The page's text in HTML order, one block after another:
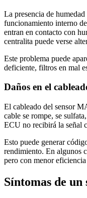
La presencia de
funcionamiento interno
entran en contacto con
centralita puede verse
Este problema puede
deficiente, filtros en mal
Daños en el
El cableado del sensor
cable se rompe, se
ECU no recibirá la señal
Esto puede generar
rendimiento. En algunos
pero con menor
Síntomas de